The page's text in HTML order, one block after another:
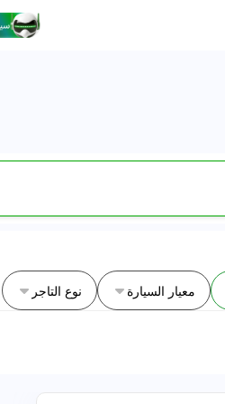
معيار السيارة نوع التاجر